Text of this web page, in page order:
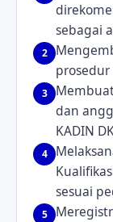
sebagai
2
3
dan
KADIN
4
sesuai
5